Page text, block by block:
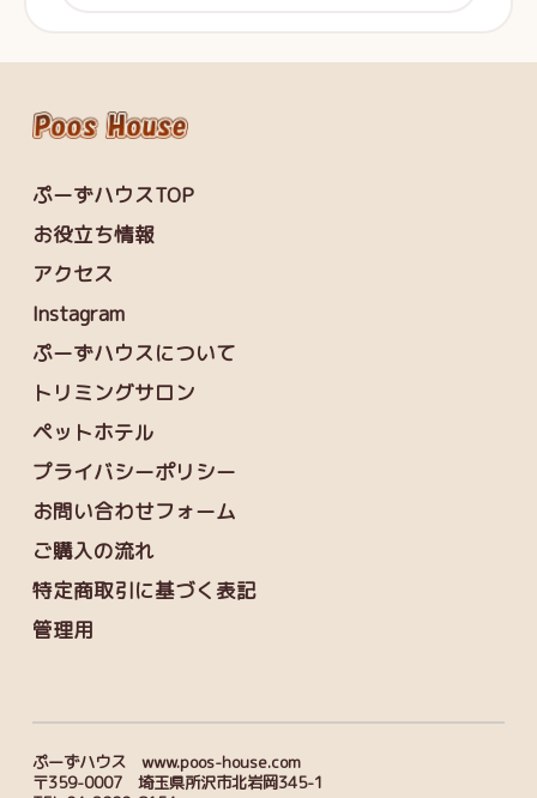
ぷーずハウスTOP
お役立ち情報
アクセス
Instagram
ぷーずハウスについて
トリミングサロン
ペットホテル
プライバシーポリシー
お問い合わせフォーム
ご購入の流れ
特定商取引に基づく表記
管理用
ぷーずハウス www.poos-house.com
〒359-0007 埼玉県所沢市北岩岡345-1